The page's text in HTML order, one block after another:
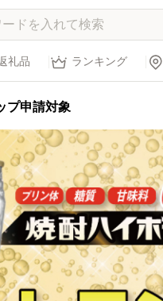
礼品 ランキング
プ申請対象